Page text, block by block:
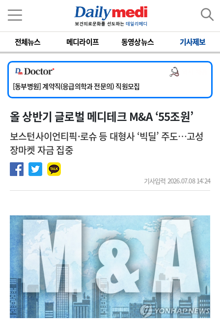
전체뉴스 메디라이프 동영상뉴스 기사제보
[서울아산병원] 2026년 하반기 인턴 모집
[영남대학교의료원] 마취통증의학과 임기제 임상의사 채용
[충남대학교병원] 소아청소년과(소아응급전담) 계약직 의사 공개채용
[동부병원] 계약직(응급의학과 전문의) 직원모집
[이대목동병원] 하반기 전공의(레지던트1년차) 모집
[서울아산병원] 2026년 하반기 인턴 모집
올 상반기 글로벌 메디테크 M&A ‘55조원’
보스턴사이언티픽·로슈 등 대형사 ‘빅딜’ 주도…고성
장마켓 자금 집중
기사입력 2026.07.08 14:24